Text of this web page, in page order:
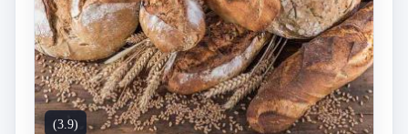
(3.9)